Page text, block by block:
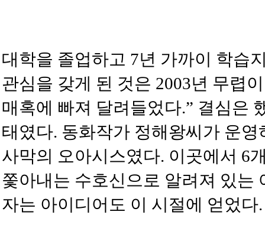
대학을 졸업하고 7년 가까이 학습
관심을 갖게 된 것은 2003년 무렵
매혹에 빠져 달려들었다.” 결심은
태였다. 동화작가 정해왕씨가 운
사막의 오아시스였다. 이곳에서 6
쫓아내는 수호신으로 알려져 있는
자는 아이디어도 이 시절에 얻었다.